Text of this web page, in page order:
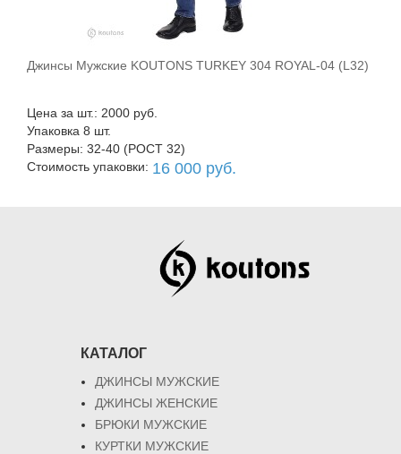
В корзину
Джинсы Мужские KOUTONS TURKEY 304 ROYAL-04 (L32)
Цена за шт.: 2000 руб.
Упаковка 8 шт.
Размеры: 32-40 (РОСТ 32)
Стоимость упаковки: 16 000 руб.
КАТАЛОГ
ДЖИНСЫ МУЖСКИЕ
ДЖИНСЫ ЖЕНСКИЕ
БРЮКИ МУЖСКИЕ
КУРТКИ МУЖСКИЕ